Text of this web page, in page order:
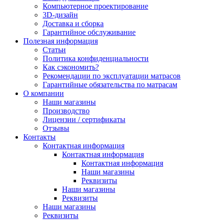
Компьютерное проектирование
3D-дизайн
Доставка и сборка
Гарантийное обслуживание
Полезная информация
Статьи
Политика конфиденциальности
Как сэкономить?
Рекомендации по эксплуатации матрасов
Гарантийные обязательства по матрасам
О компании
Наши магазины
Производство
Лицензии / сертификаты
Отзывы
Контакты
Контактная информация
Контактная информация
Контактная информация
Наши магазины
Реквизиты
Наши магазины
Реквизиты
Наши магазины
Реквизиты